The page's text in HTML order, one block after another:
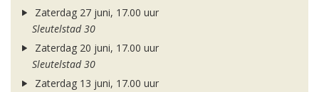
Zaterdag 27 juni, 17.00 uur
Sleutelstad 30
Zaterdag 20 juni, 17.00 uur
Sleutelstad 30
Zaterdag 13 juni, 17.00 uur